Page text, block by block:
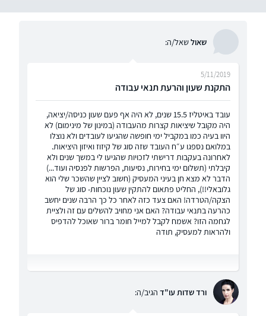
שאולשאל/ה:
התקנת שעון והרעת תנאי עבודה
5/11/2019
עובד באיטליז 15.5 שנים, לא היה אף פעם שעון כניסה/יציאה,
היה מקובל שיציאות קצרות מהעבודה (במינון של מינימום) לא
היוו בעיה כמו במקביל ימי חופשה שהגיעו לעובדים ולא נוצלו
במלואם נספגו ע״ח העובד שזה סוג של קיזוז ואיזון היציאות.
לאחרונה בעקבות דרישתי לזכויות שהגיעו לי במשך שנים ולא
קיבלתי (תשלום ימי בחירות, נסיעות, הפרשות לפנסיה ועוד...)
הדבר לא מצא חן בעיני המעסיק (חשוב לציין שהשכר שלי הוא
גלובאלי!!), החליט פתאום להתקין שעון נוכחות- סוג של
הצקה/הטרדה! האם צעד כזה לאחר כל כך הרבה שנים יחשב
כהרעה בתנאי עבודה? האם אני מחויב להשלים עם זה ולציית
לגחמה הזו? אשמח לקבל למייל חומר ברור שאוכל להדפיס
ולהראות למעסיק, תודה
ורד שדות עו"ד הגיב/ה: